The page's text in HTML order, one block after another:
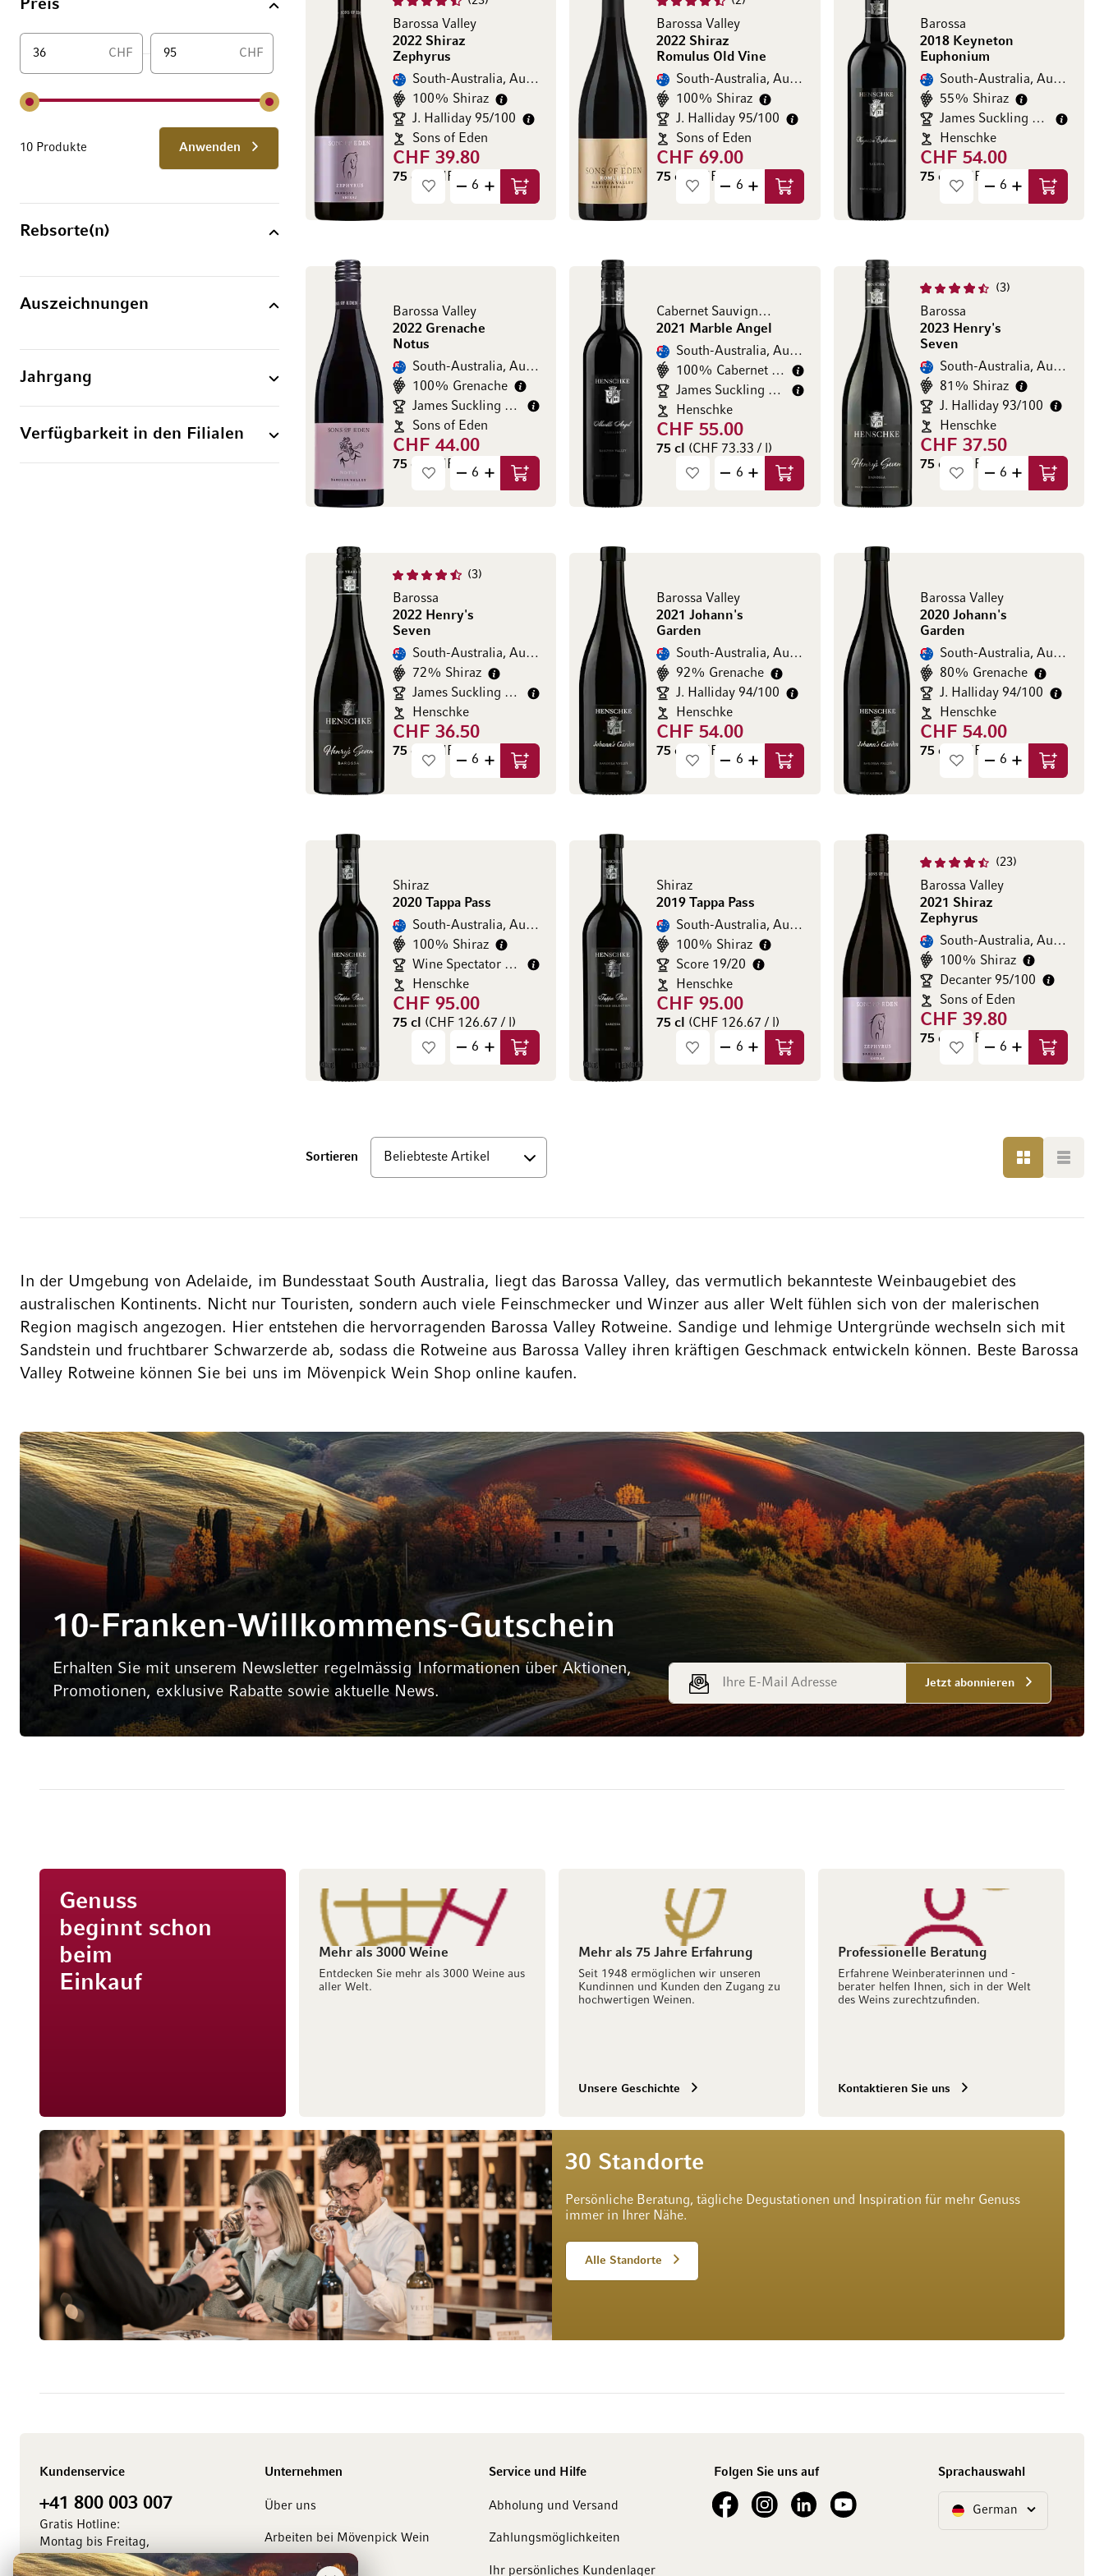
Preis
Von
CHF CHF
10 Produkte Anwenden
Rebsorte(n)
Auszeichnungen
Jahrgang
Verfügbarkeit in den Filialen
Barossa Valley
2022 Shiraz
Zephyrus
South-Australia, Australien
100% Shiraz
J. Halliday 95/100
Sons of Eden
CHF 39.80
75 cl (CHF 53.07 / l)
In den Warenkorb
Barossa Valley
2022 Shiraz
Romulus Old Vine
South-Australia, Australien
100% Shiraz
J. Halliday 95/100
Sons of Eden
CHF 69.00
75 cl (CHF 92.00 / l)
In den Warenkorb
Barossa
2018 Keyneton
Euphonium
South-Australia, Australien
55% Shiraz
James Suckling 95/100
Henschke
CHF 54.00
75 cl (CHF 72.00 / l)
In den
Barossa Valley
2022 Grenache
Notus
South-Australia, Australien
100% Grenache
James Suckling 93/100
Sons of Eden
CHF 44.00
75 cl (CHF 58.67 / l)
In den Warenkorb
Cabernet Sauvignon
2021 Marble Angel
South-Australia, Australien
100% Cabernet Sauvignon
James Suckling 93/100
Henschke
CHF 55.00
75 cl (CHF 73.33 / l)
In den Warenkorb
3
Barossa
2023 Henry's
Seven
South-Australia, Australien
81% Shiraz
J. Halliday 93/100
Henschke
CHF 37.50
75 cl (CHF 50.00 / l)
In den
3
Barossa
2022 Henry's
Seven
South-Australia, Australien
72% Shiraz
James Suckling 93/100
Henschke
CHF 36.50
75 cl (CHF 48.67 / l)
In den Warenkorb
Barossa Valley
2021 Johann's
Garden
South-Australia, Australien
92% Grenache
J. Halliday 94/100
Henschke
CHF 54.00
75 cl (CHF 72.00 / l)
In den Warenkorb
Barossa Valley
2020 Johann's
Garden
South-Australia, Australien
80% Grenache
J. Halliday 94/100
Henschke
CHF 54.00
75 cl (CHF 72.00 / l)
In den
Shiraz
2020 Tappa Pass
South-Australia, Australien
100% Shiraz
Wine Spectator 94/100
Henschke
CHF 95.00
75 cl (CHF 126.67 / l)
In den Warenkorb
Shiraz
2019 Tappa Pass
South-Australia, Australien
100% Shiraz
Score 19/20
Henschke
CHF 95.00
75 cl (CHF 126.67 / l)
In den Warenkorb
23
Barossa Valley
2021 Shiraz
Zephyrus
South-Australia, Australien
100% Shiraz
Decanter 95/100
Sons of Eden
CHF 39.80
75 cl (CHF 53.07 / l)
In den
Sortieren Unten LISTE LISTE
In der Umgebung von Adelaide, im Bundesstaat South Australia, liegt das Barossa Valley, das vermutlich bekannteste Weinbaugebiet des
australischen Kontinents. Nicht nur Touristen, sondern auch viele Feinschmecker und Winzer aus aller Welt fühlen sich von der malerischen
Region magisch angezogen. Hier entstehen die hervorragenden Barossa Valley Rotweine. Sandige und lehmige Untergründe wechseln sich mit
Sandstein und fruchtbarer Schwarzerde ab, sodass die Rotweine aus Barossa Valley ihren kräftigen Geschmack entwickeln können. Beste Barossa
Valley Rotweine können Sie bei uns im Mövenpick Wein Shop online kaufen.
10-Franken-Willkommens-Gutschein
Erhalten Sie mit unserem Newsletter regelmässig Informationen über Aktionen,
Promotionen, exklusive Rabatte sowie aktuelle News.
E-Mail Adresse
Jetzt abonnieren
Genuss
beginnt schon
beim
Einkauf
Mehr als 3000 Weine
Entdecken Sie mehr als 3000 Weine aus
aller Welt.
Mehr als 75 Jahre Erfahrung
Seit 1948 ermöglichen wir unseren
Kundinnen und Kunden den Zugang zu
hochwertigen Weinen.
Unsere Geschichte
Professionelle Beratung
Erfahrene Weinberaterinnen und -
berater helfen Ihnen, sich in der Welt
des Weins zurechtzufinden.
Kontaktieren Sie uns
30 Standorte
Persönliche Beratung, tägliche Degustationen und Inspiration für mehr Genuss
immer in Ihrer Nähe.
Alle Standorte
Kundenservice
+41 800 003 007
Gratis Hotline:
Montag bis Freitag,
8.00 bis 18.00 Uhr
Unternehmen
Über uns
Arbeiten bei Mövenpick Wein
Management
Service und Hilfe
Abholung und Versand
Zahlungsmöglichkeiten
Ihr persönliches Kundenlager
Folgen Sie uns auf
See our FacebookSee our Instagram account
See our LinkedInSee our YouTube channel
Sprachauswahl
SpracheGerman